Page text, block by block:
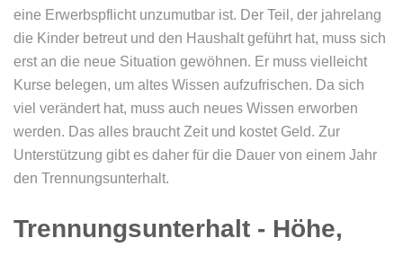
eine Erwerbspflicht unzumutbar ist. Der Teil, der jahrelang
die Kinder betreut und den Haushalt geführt hat, muss sich
erst an die neue Situation gewöhnen. Er muss vielleicht
Kurse belegen, um altes Wissen aufzufrischen. Da sich
viel verändert hat, muss auch neues Wissen erworben
werden. Das alles braucht Zeit und kostet Geld. Zur
Unterstützung gibt es daher für die Dauer von einem Jahr
den Trennungsunterhalt.
Trennungsunterhalt - Höhe,